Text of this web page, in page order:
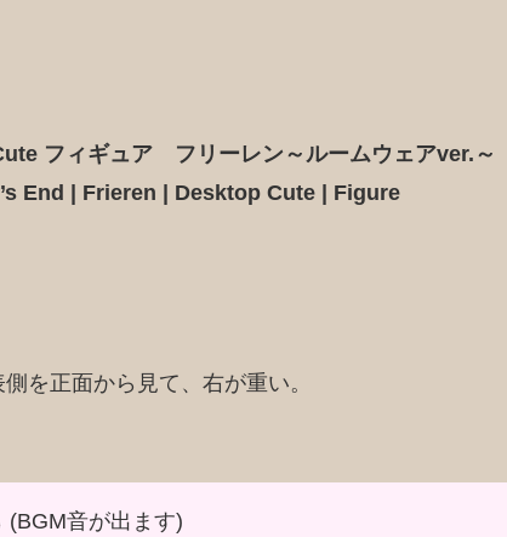
フィギュア フリーレン～ルームウェアver.～
End | Frieren | Desktop Cute | Figure
を正面から見て、右が重い。
(BGM音が出ます)